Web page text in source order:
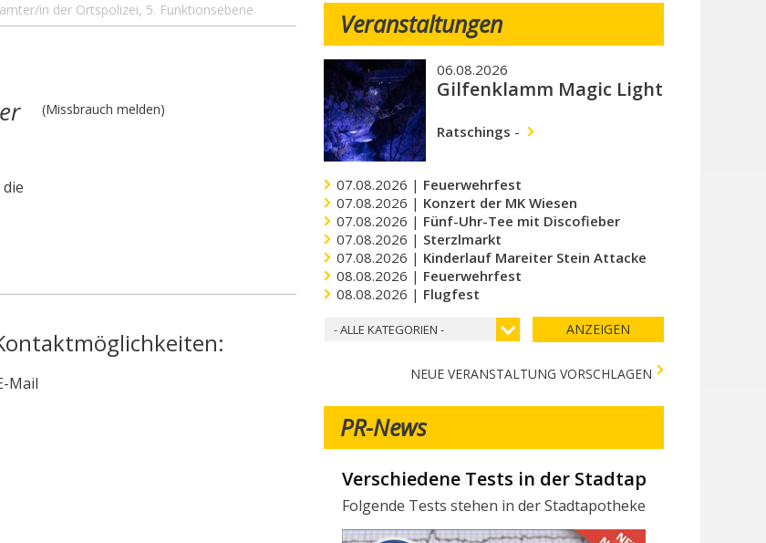
in der Ortspolizei, 5. Funktionsebene
(Missbrauch melden)
Mail
Veranstaltungen
06.08.2026
Gilfenklamm Magic Light
Ratschings -
07.08.2026 | Feuerwehrfest
07.08.2026 | Konzert der MK Wiesen
07.08.2026 | Fünf-Uhr-Tee mit Discofieber
07.08.2026 | Sterzlmarkt
07.08.2026 | Kinderlauf Mareiter Stein Attacke
08.08.2026 | Feuerwehrfest
08.08.2026 | Flugfest
- ALLE KATEGORIEN - ANZEIGEN
NEUE VERANSTALTUNG VORSCHLAGEN
PR-News
Wir suchen Mitarbeiter/innen
Möchtest du Teil des Milchhof-Teams sein und von